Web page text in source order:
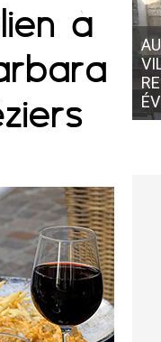
à
•
POUR VOS